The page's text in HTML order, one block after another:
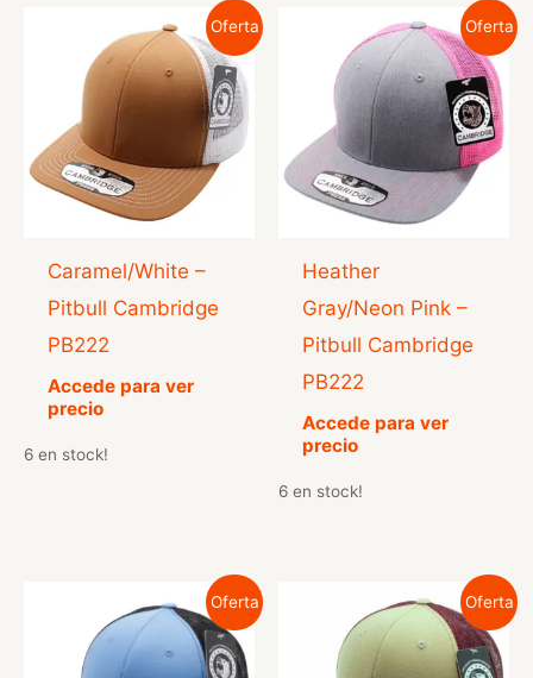
Oferta
Caramel/White –
Pitbull Cambridge
PB222
Accede para ver
precio
6 en stock!
Oferta
Heather
Gray/Neon Pink –
Pitbull Cambridge
PB222
Accede para ver
precio
6 en stock!
Oferta Oferta